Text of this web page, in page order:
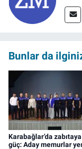
Bunlar da
Karabağlar’da
güç: Aday memurlar